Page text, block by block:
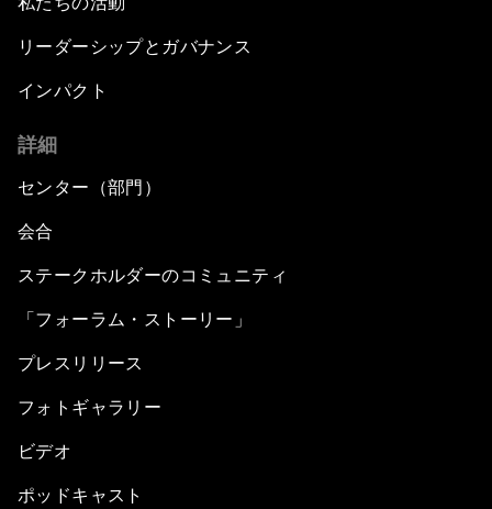
リーダーシップとガバナンス
インパクト
詳細
センター（部門）
会合
ステークホルダーのコミュニティ
「フォーラム・ストーリー」
プレスリリース
フォトギャラリー
ビデオ
ポッドキャスト